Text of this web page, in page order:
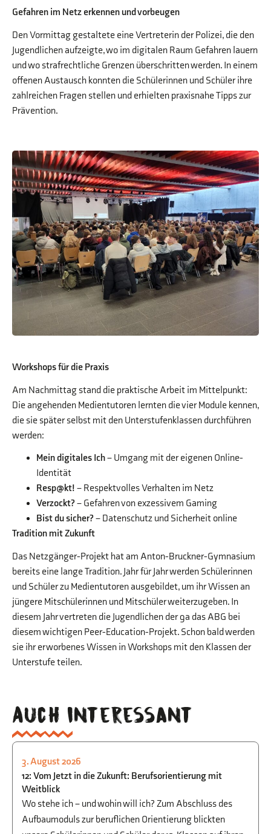
Gefahren im Netz erkennen und vorbeugen
Den Vormittag gestaltete eine Vertreterin der Polizei, die den
Jugendlichen aufzeigte, wo im digitalen Raum Gefahren lauern
und wo strafrechtliche Grenzen überschritten werden. In einem
offenen Austausch konnten die Schülerinnen und Schüler ihre
zahlreichen Fragen stellen und erhielten praxisnahe Tipps zur
Prävention.
Workshops für die Praxis
Am Nachmittag stand die praktische Arbeit im Mittelpunkt:
Die angehenden Medientutoren lernten die vier Module kennen,
die sie später selbst mit den Unterstufenklassen durchführen
werden:
Mein digitales Ich– Umgang mit der eigenen Online-
Identität
Resp@kt! – Respektvolles Verhalten im Netz
Verzockt? – Gefahren von exzessivem Gaming
Bist du sicher? – Datenschutz und Sicherheit online
Tradition mit Zukunft
Das Netzgänger-Projekt hat am Anton-Bruckner-Gymnasium
bereits eine lange Tradition. Jahr für Jahr werden Schülerinnen
und Schüler zu Medientutoren ausgebildet, um ihr Wissen an
jüngere Mitschülerinnen und Mitschüler weiterzugeben. In
diesem Jahr vertreten die Jugendlichen der 9a das ABG bei
diesem wichtigen Peer-Education-Projekt. Schon bald werden
sie ihr erworbenes Wissen in Workshops mit den Klassen der
Unterstufe teilen.
Auch interessant
STUDIEN- UND BERUFSORIENTIERUNG
3. August 2026
12: Vom Jetzt in die Zukunft: Berufsorientierung mit
Weitblick
Wo stehe ich – und wohin will ich? Zum Abschluss des
Aufbaumoduls zur beruflichen Orientierung blickten